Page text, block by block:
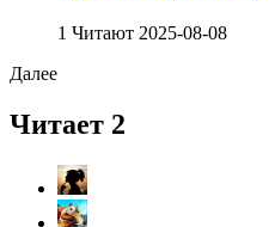
1 Читают 2025-08-08
Далее
Читает 2